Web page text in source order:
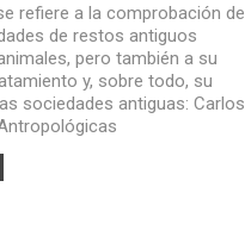
refiere a la comprobación de
de restos antiguos
pero también a su
y, sobre todo, su
sociedades antiguas: Carlos